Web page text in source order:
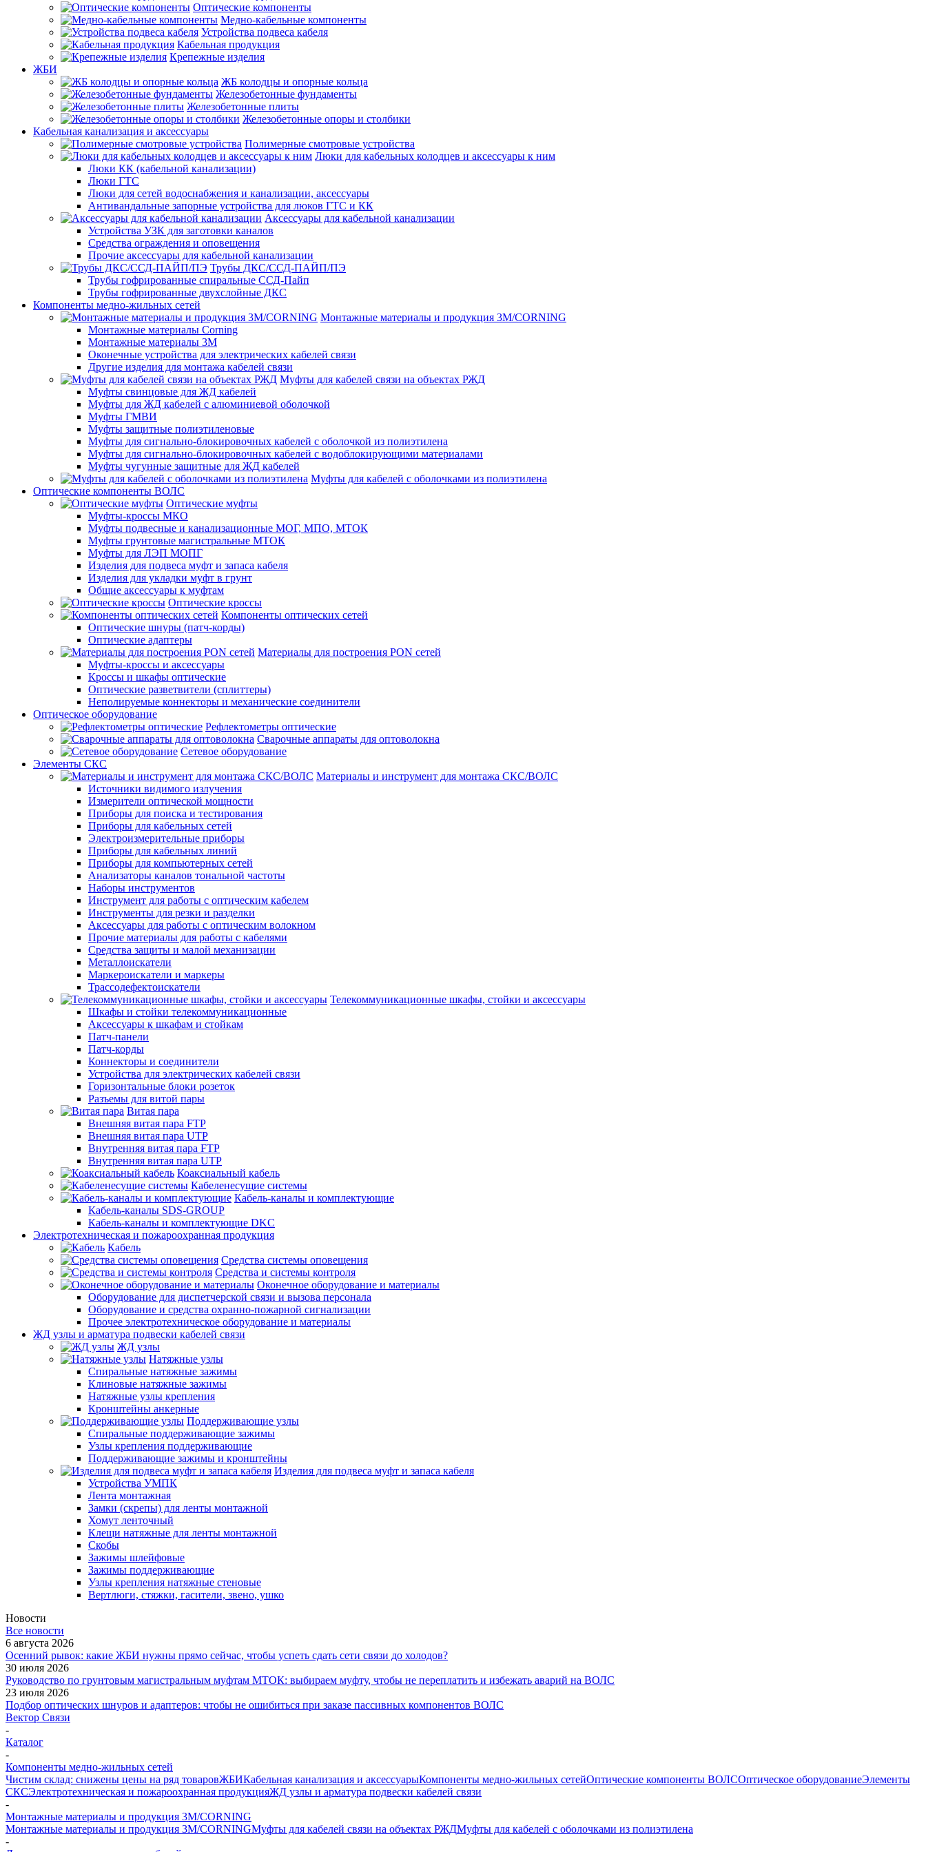
Оптические компоненты
Медно-кабельные компоненты
Устройства подвеса кабеля
Кабельная продукция
Крепежные изделия
ЖБИ
ЖБ колодцы и опорные кольца
Железобетонные фундаменты
Железобетонные плиты
Железобетонные опоры и столбики
Кабельная канализация и аксессуары
Полимерные смотровые устройства
Люки для кабельных колодцев и аксессуары к ним
Люки КК (кабельной канализации)
Люки ГТС
Люки для сетей водоснабжения и канализации, аксессуары
Антивандальные запорные устройства для люков ГТС и КК
Аксессуары для кабельной канализации
Устройства УЗК для заготовки каналов
Средства ограждения и оповещения
Прочие аксессуары для кабельной канализации
Трубы ДКС/ССД-ПАЙП/ПЭ
Трубы гофрированные спиральные ССД-Пайп
Трубы гофрированные двухслойные ДКС
Компоненты медно-жильных сетей
Монтажные материалы и продукция 3M/CORNING
Монтажные материалы Corning
Монтажные материалы 3M
Оконечные устройства для электрических кабелей связи
Другие изделия для монтажа кабелей связи
Муфты для кабелей связи на объектах РЖД
Муфты свинцовые для ЖД кабелей
Муфты для ЖД кабелей с алюминиевой оболочкой
Муфты ГМВИ
Муфты защитные полиэтиленовые
Муфты для сигнально-блокировочных кабелей с оболочкой из полиэтилена
Муфты для сигнально-блокировочных кабелей с водоблокирующими материалами
Муфты чугунные защитные для ЖД кабелей
Муфты для кабелей с оболочками из полиэтилена
Оптические компоненты ВОЛС
Оптические муфты
Муфты-кроссы МКО
Муфты подвесные и канализационные МОГ, МПО, МТОК
Муфты грунтовые магистральные МТОК
Муфты для ЛЭП МОПГ
Изделия для подвеса муфт и запаса кабеля
Изделия для укладки муфт в грунт
Общие аксессуары к муфтам
Оптические кроссы
Компоненты оптических сетей
Оптические шнуры (патч-корды)
Оптические адаптеры
Материалы для построения PON сетей
Муфты-кроссы и аксессуары
Кроссы и шкафы оптические
Оптические разветвители (сплиттеры)
Неполируемые коннекторы и механические соединители
Оптическое оборудование
Рефлектометры оптические
Сварочные аппараты для оптоволокна
Сетевое оборудование
Элементы СКС
Материалы и инструмент для монтажа СКС/ВОЛС
Источники видимого излучения
Измерители оптической мощности
Приборы для поиска и тестирования
Приборы для кабельных сетей
Электроизмерительные приборы
Приборы для кабельных линий
Приборы для компьютерных сетей
Анализаторы каналов тональной частоты
Наборы инструментов
Инструмент для работы с оптическим кабелем
Инструменты для резки и разделки
Аксессуары для работы с оптическим волокном
Прочие материалы для работы с кабелями
Средства защиты и малой механизации
Металлоискатели
Маркероискатели и маркеры
Трассодефектоискатели
Телекоммуникационные шкафы, стойки и аксессуары
Шкафы и стойки телекоммуникационные
Аксессуары к шкафам и стойкам
Патч-панели
Патч-корды
Коннекторы и соединители
Устройства для электрических кабелей связи
Горизонтальные блоки розеток
Разъемы для витой пары
Витая пара
Внешняя витая пара FTP
Внешняя витая пара UTP
Внутренняя витая пара FTP
Внутренняя витая пара UTP
Коаксиальный кабель
Кабеленесущие системы
Кабель-каналы и комплектующие
Кабель-каналы SDS-GROUP
Кабель-каналы и комплектующие DKC
Электротехническая и пожароохранная продукция
Кабель
Средства системы оповещения
Средства и системы контроля
Оконечное оборудование и материалы
Оборудование для диспетчерской связи и вызова персонала
Оборудование и средства охранно-пожарной сигнализации
Прочее электротехническое оборудование и материалы
ЖД узлы и арматура подвески кабелей связи
ЖД узлы
Натяжные узлы
Спиральные натяжные зажимы
Клиновые натяжные зажимы
Натяжные узлы крепления
Кронштейны анкерные
Поддерживающие узлы
Спиральные поддерживающие зажимы
Узлы крепления поддерживающие
Поддерживающие зажимы и кронштейны
Изделия для подвеса муфт и запаса кабеля
Устройства УМПК
Лента монтажная
Замки (скрепы) для ленты монтажной
Хомут ленточный
Клещи натяжные для ленты монтажной
Скобы
Зажимы шлейфовые
Зажимы поддерживающие
Узлы крепления натяжные стеновые
Вертлюги, стяжки, гасители, звено, ушко
Новости
Все новости
6 августа 2026
Осенний рывок: какие ЖБИ нужны прямо сейчас, чтобы успеть сдать сети связи до холодов?
30 июля 2026
Руководство по грунтовым магистральным муфтам МТОК: выбираем муфту, чтобы не переплатить и избежать аварий на ВОЛС
23 июля 2026
Подбор оптических шнуров и адаптеров: чтобы не ошибиться при заказе пассивных компонентов ВОЛС
Вектор Связи
-
Каталог
-
Компоненты медно-жильных сетей
Чистим склад: снижены цены на ряд товаровЖБИКабельная канализация и аксессуарыКомпоненты медно-жильных сетейОптические компоненты ВОЛСОптическое оборудованиеЭлементы
СКСЭлектротехническая и пожароохранная продукцияЖД узлы и арматура подвески кабелей связи
-
Монтажные материалы и продукция 3M/CORNING
Монтажные материалы и продукция 3M/CORNINGМуфты для кабелей связи на объектах РЖДМуфты для кабелей с оболочками из полиэтилена
-